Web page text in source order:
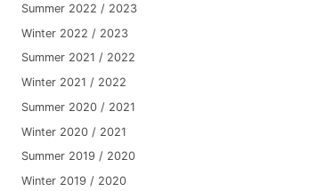
Summer 2022 / 2023
Winter 2022 / 2023
Summer 2021 / 2022
Winter 2021 / 2022
Summer 2020 / 2021
Winter 2020 / 2021
Summer 2019 / 2020
Winter 2019 / 2020